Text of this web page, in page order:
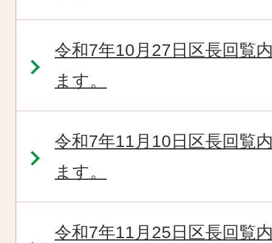
令和7年10月27日区長回覧
ます。
令和7年11月10日区長回覧
ます。
令和7年11月25日区長回覧